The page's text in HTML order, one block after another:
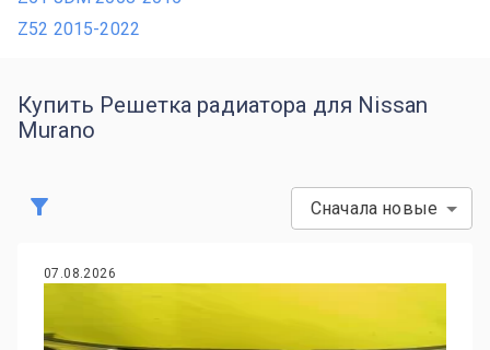
Z52 2015-2022
Купить Решетка радиатора для Nissan
Murano
Сначала новые
07.08.2026